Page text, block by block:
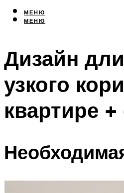
МЕНЮ
МЕНЮ
Дизайн
узкого
квартире